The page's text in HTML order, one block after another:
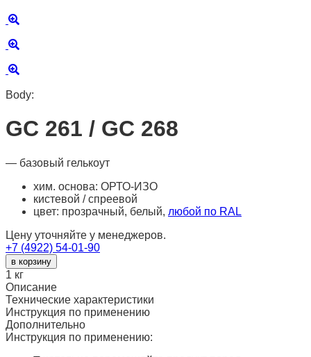
Body:
GС 261 / GС 268
— базовый гелькоут
хим. основа: ОРТО-ИЗО
кистевой / спреевой
цвет: прозрачный, белый, любой по RAL
Цену уточняйте у менеджеров.
+7 (4922) 54-01-90
в корзину
1 кг
Описание
Технические характеристики
Инструкция по применению
Дополнительно
Инструкция по применению: